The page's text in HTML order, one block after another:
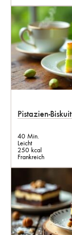
Pistazien-Biskuit
40 Min.
Leicht
250 kcal
Frankreich